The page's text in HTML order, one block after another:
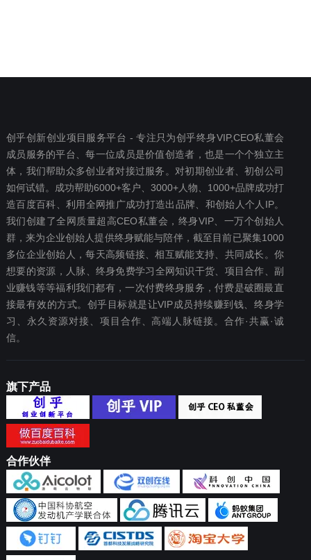
创乎创新创业项目服务平台 - 专注只为创乎终身VIP,CEO私董会
成员服务的平台、每一位成员是价值创造者，也是一个个独立主
体，我们帮助众多创业者对接过服务。对初期创业者、初创公司
如何试错。成功帮助6000+客户、3000+人物、1000+品牌成功打
造百度百科、利用全网推广成功打造出品牌、和创始人个人IP。
我们创建了全网质量超高CEO私董会，终身VIP、一万个创始人
群，来为企业创始人提供终身赋能与陪伴，截至目前已聚集1000
多位企业创始人，每天高频链接、相互赋能支持、共同成长。你
想要‬的资源，人脉、终身免费学习全网知识干货、项目合作、副
业赚钱等等福利我们都‬有，一次付费终‬身服务，付费是破圈最‬直
接最有效‬的方式。创乎目标就是让VIP成员持续赚到钱、终身学
习、永久资源对接、项目合作、高端人脉链接。合作·共赢·诚
信。
旗下产品
合作伙伴